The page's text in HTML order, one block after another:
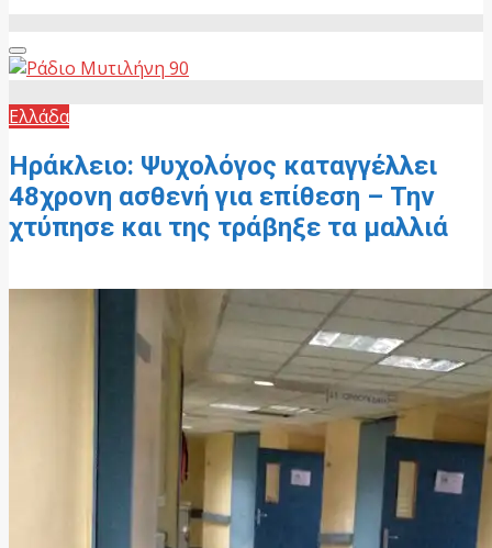
Primary
Menu
Ελλάδα
Ηράκλειο: Ψυχολόγος καταγγέλλει
48χρονη ασθενή για επίθεση – Την
χτύπησε και της τράβηξε τα μαλλιά